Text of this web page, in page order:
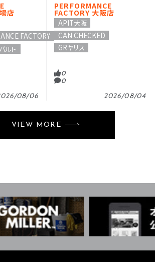
08/06
店
FACTORY
ルト
2026/08/04
PERFORMANCE
FACTORY 大阪店
APIT大阪
CAN CHECKED
GRヤリス
0
0
VIEW MORE